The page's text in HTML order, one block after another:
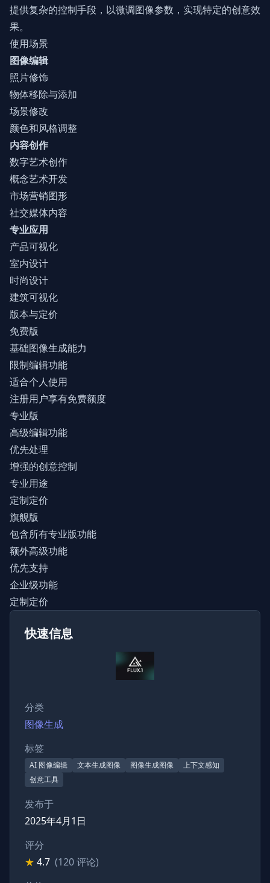
提供复杂的控制手段，以微调图像参数，实现特定的创意效
果。
使用场景
图像编辑
照片修饰
物体移除与添加
场景修改
颜色和风格调整
内容创作
数字艺术创作
概念艺术开发
市场营销图形
社交媒体内容
专业应用
产品可视化
室内设计
时尚设计
建筑可视化
版本与定价
免费版
基础图像生成能力
限制编辑功能
适合个人使用
注册用户享有免费额度
专业版
高级编辑功能
优先处理
增强的创意控制
专业用途
定制定价
旗舰版
包含所有专业版功能
额外高级功能
优先支持
企业级功能
定制定价
快速信息
分类
图像生成
标签
AI 图像编辑 文本生成图像 图像生成图像
上下文感知
创意工具
发布于
2025年4月1日
评分
★ 4.7 (120 评论)